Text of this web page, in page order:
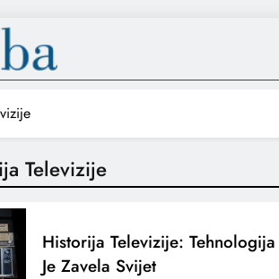
Televizije
Historija Televizije:
Je Zavela Svijet